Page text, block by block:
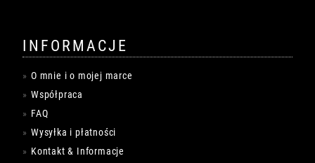
INFORMACJE
O mnie i o mojej marce
Współpraca
FAQ
Wysyłka i płatności
Kontakt & Informacje